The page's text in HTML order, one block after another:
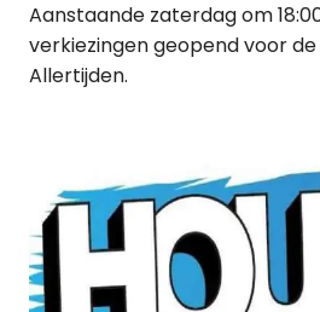
Aanstaande zaterdag om
verkiezingen geopend voor de
Allertijden.